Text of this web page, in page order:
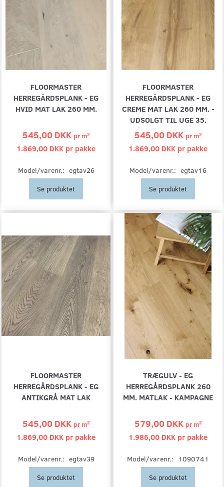
FLOORMASTER
HERREGÅRDSPLANK - EG
HVID MAT LAK 260 MM.
545,00 DKK prm2
1.869,00 DKK pr pakke
Model/varenr.: egtav26
Se produktet
FLOORMASTER
HERREGÅRDSPLANK - EG
CREME MAT LAK 260 MM. -
UDSOLGT TIL UGE 35.
545,00 DKK prm2
1.869,00 DKK pr pakke
Model/varenr.: egtav16
Se produktet
FLOORMASTER
HERREGÅRDSPLANK - EG
ANTIKGRÅ MAT LAK
545,00 DKK prm2
1.869,00 DKK pr pakke
Model/varenr.: egtav39
Se produktet
TRÆGULV - EG
HERREGÅRDSPLANK 260
MM. MATLAK - KAMPAGNE
579,00 DKK prm2
1.986,00 DKK pr pakke
Model/varenr.: 1090741
Se produktet